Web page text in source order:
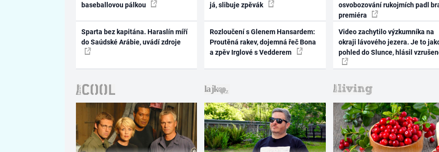
baseballovou pálkou
Sparta bez kapitána. Haraslín míří
do Saúdské Arábie, uvádí zdroje
já, slibuje zpěvák
Rozloučení s Glenem Hansardem:
Proutěná rakev, dojemná řeč Bona
a zpěv Irglové s Vedderem
osvobozování rukojmích padl
premiéra
Video zachytilo výzkumníka na
okraji lávového jezera. Je to
pohled do Slunce, hlásil